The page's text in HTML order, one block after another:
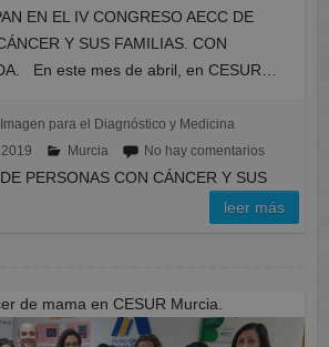
EN EL IV CONGRESO AECC DE
Y SUS FAMILIAS. CON
En este mes de abril, en CESUR…
para el Diagnóstico y Medicina
Murcia No hay comentarios
PERSONAS CON CÁNCER Y SUS
leer más
de mama en CESUR Murcia.